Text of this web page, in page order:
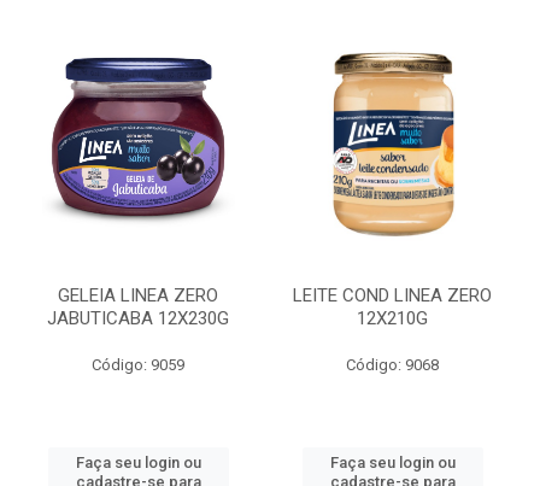
GELEIA LINEA ZERO
JABUTICABA 12X230G
Código: 9059
Faça seu login ou
cadastre-se para
LEITE COND LINEA ZERO
12X210G
Código: 9068
Faça seu login ou
cadastre-se para